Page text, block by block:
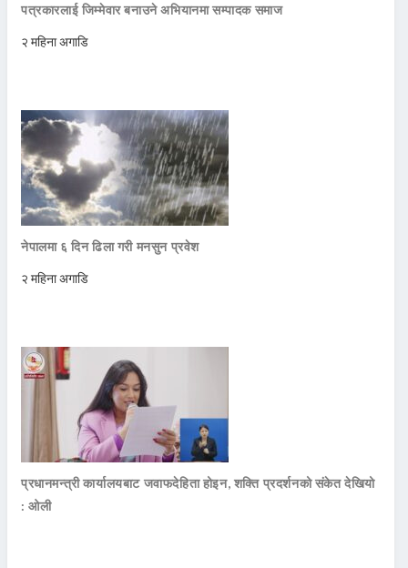
पत्रकारलाई जिम्मेवार बनाउने अभियानमा सम्पादक समाज
२ महिना अगाडि
नेपालमा ६ दिन ढिला गरी मनसुन प्रवेश
२ महिना अगाडि
प्रधानमन्त्री कार्यालयबाट जवाफदेहिता होइन, शक्ति प्रदर्शनको संकेत देखियो
: ओली